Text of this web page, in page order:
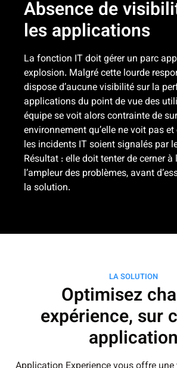
Absence de
les applications
La fonction IT doit gérer un parc
explosion. Malgré cette lourde
dispose d’aucune visibilité sur la
applications du point de vue des
équipe se voit alors contrainte de
environnement qu’elle ne voit pas et
les incidents IT soient signalés par
Résultat : elle doit tenter de cerner à
l’ampleur des problèmes, avant
LA SOLUTION
Optimisez
expérience, sur
application